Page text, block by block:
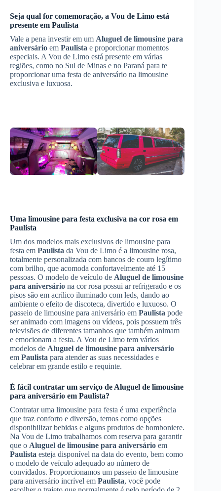
Seja qual for comemoração, a Vou de Limo está
presente em Paulista
Vale a pena investir em um Aluguel de limousine para
aniversário em Paulista e proporcionar momentos
especiais. A Vou de Limo está presente em várias
regiões, como no Sul de Minas e no Paraná para te
proporcionar uma festa de aniversário na limousine
exclusiva e luxuosa.
Uma limousine para festa exclusiva na cor rosa em
Paulista
Um dos modelos mais exclusivos de limousine para
festa em Paulista da Vou de Limo é a limousine rosa,
totalmente personalizada com bancos de couro legítimo
com brilho, que acomoda confortavelmente até 15
pessoas. O modelo de veículo de Aluguel de limousine
para aniversário na cor rosa possui ar refrigerado e os
pisos são em acrílico iluminado com leds, dando ao
ambiente o efeito de discoteca, divertido e luxuoso. O
passeio de limousine para aniversário em Paulista pode
ser animado com imagens ou vídeos, pois possuem três
televisões de diferentes tamanhos que também animam
e emocionam a festa. A Vou de Limo tem vários
modelos de Aluguel de limousine para aniversário
em Paulista para atender as suas necessidades e
celebrar em grande estilo e requinte.
É fácil contratar um serviço de Aluguel de limousine
para aniversário em Paulista?
Contratar uma limousine para festa é uma experiência
que traz conforto e diversão, temos como opções
disponibilizar bebidas e alguns produtos de bomboniere.
Na Vou de Limo trabalhamos com reserva para garantir
que o Aluguel de limousine para aniversário em
Paulista esteja disponível na data do evento, bem como
o modelo de veículo adequado ao número de
convidados. Proporcionamos um passeio de limousine
para aniversário incrível em Paulista, você pode